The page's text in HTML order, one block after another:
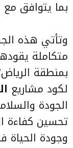
بما يتوافق مع
وتأتي هذه
متكاملة
بمنطقة
لكود مشاريع
الجودة
تحسين كفاءة
وجودة